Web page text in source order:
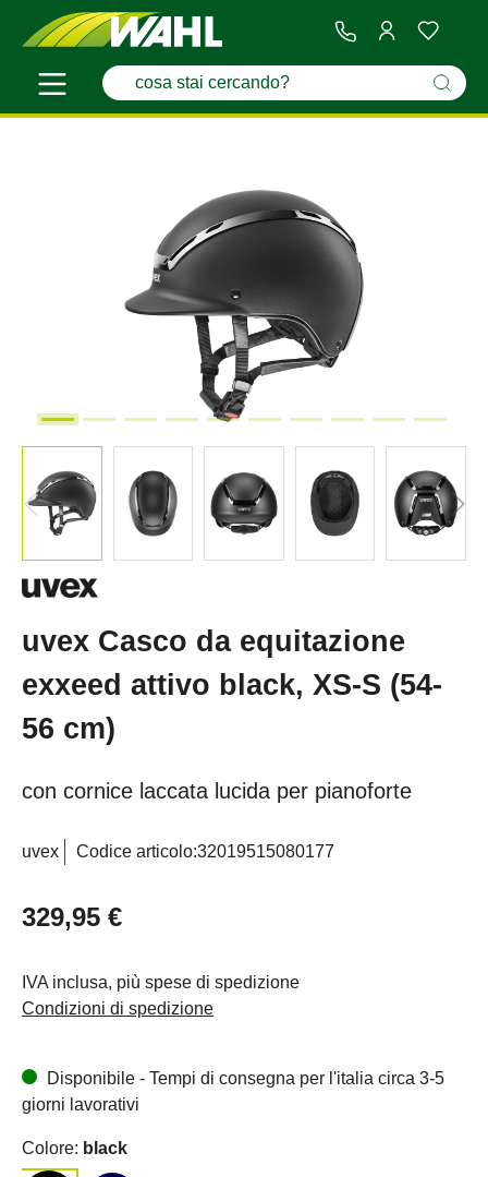
uvex Casco da equitazione
exxeed attivo black, XS-S (54-
56 cm)
con cornice laccata lucida per pianoforte
uvex Codice articolo:32019515080177
329,95 €
IVA inclusa, più spese di spedizione
Condizioni di spedizione
Disponibile - Tempi di consegna per l'italia circa 3-5
giorni lavorativi
Colore: black